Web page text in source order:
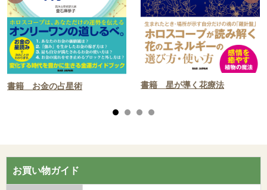
書籍 お金の占星術 書籍 星が導く花療法
お買い物ガイド